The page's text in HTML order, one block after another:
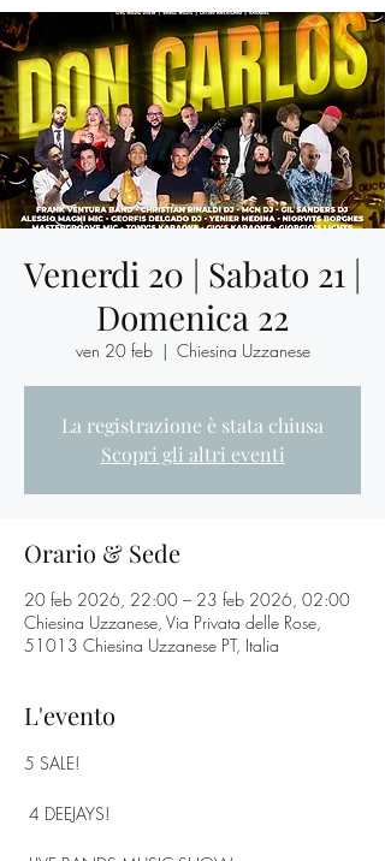
Venerdi 20 | Sabato 21 |
Domenica 22
ven 20 feb
  |
Chiesina Uzzanese
La registrazione è stata chiusa
Scopri gli altri eventi
Orario & Sede
20 feb 2026, 22:00 – 23 feb 2026, 02:00
Chiesina Uzzanese, Via Privata delle Rose,
51013 Chiesina Uzzanese PT, Italia
L'evento
5 SALE!
4 DEEJAYS!